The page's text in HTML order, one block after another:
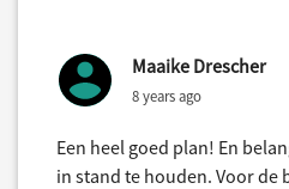
Maaike Drescher
8 years ago
Een heel goed plan! En
in stand te houden. Voor de